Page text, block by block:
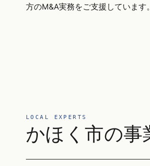
方のM&A実務をご支援しています。
LOCAL EXPERTS
かほく市の事